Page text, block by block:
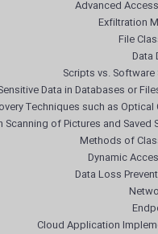
Advanced
Exfiltration
File
Data
Scripts vs.
Data in Databases or
Techniques such as Optical
Scanning of Pictures and Saved
Methods of
Dynamic
Data Loss
Cloud Application